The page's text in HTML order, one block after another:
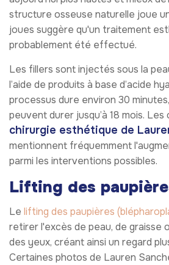
structure osseuse naturelle joue
joues suggère qu'un traitement
probablement été effectué.
Les fillers sont injectés sous la
l’aide de produits à base d’acide
processus dure environ 30
peuvent durer jusqu’à 18 mois.
chirurgie esthétique de
mentionnent fréquemment
parmi les interventions possibles.
Lifting des
Le lifting des paupières
retirer l'excès de peau, de graisse
des yeux, créant ainsi un regard
Certaines photos de Lauren